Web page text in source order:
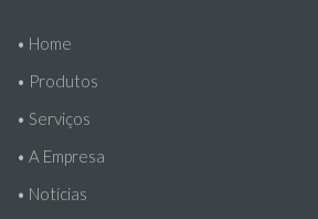
• Home
• Produtos
• Serviços
• A Empresa
• Notícias